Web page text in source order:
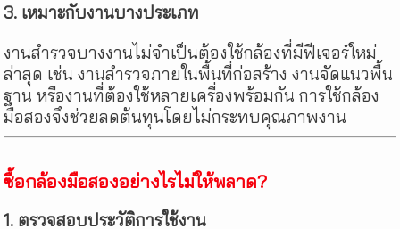
3. เหมาะกับงานบางประเภท
งานสำรวจบางงานไม่จำเป็นต้องใช้กล้องที่มีฟีเจอร์ใหม่
ล่าสุด เช่น งานสำรวจภายในพื้นที่ก่อสร้าง งานจัดแนวพื้น
ฐาน หรืองานที่ต้องใช้หลายเครื่องพร้อมกัน การใช้กล้อง
มือสองจึงช่วยลดต้นทุนโดยไม่กระทบคุณภาพงาน
ซื้อกล้องมือสองอย่างไรไม่ให้พลาด?
1. ตรวจสอบประวัติการใช้งาน